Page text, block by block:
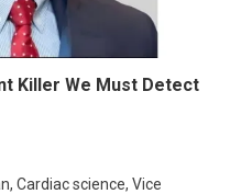
Killer We Must Detect
Cardiac science, Vice